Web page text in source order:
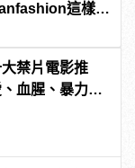
這樣變
禁片電影推
血腥、暴力、